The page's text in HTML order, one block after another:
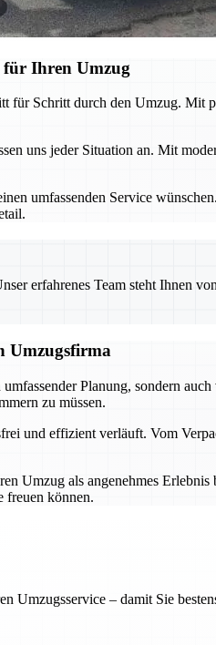
für Ihren Umzug
für Schritt durch den Umzug.
uns jeder Situation an. Mit
umfassenden Service
erfahrenes Team steht Ihnen
Umzugsfirma
Planung, sondern
zu müssen.
und effizient verläuft. Vom
Umzug als angenehmes
freuen können.
Umzugsservice – damit Sie